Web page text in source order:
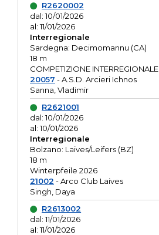
R2620002
dal: 10/01/2026
al: 11/01/2026
Interregionale
Sardegna: Decimomannu (CA)
18 m
COMPETIZIONE INTERREGIONALE
20057 - A.S.D. Arcieri Ichnos
Sanna, Vladimir
R2621001
dal: 10/01/2026
al: 10/01/2026
Interregionale
Bolzano: Laives/Leifers (BZ)
18 m
Winterpfeile 2026
21002 - Arco Club Laives
Singh, Daya
R2613002
dal: 11/01/2026
al: 11/01/2026